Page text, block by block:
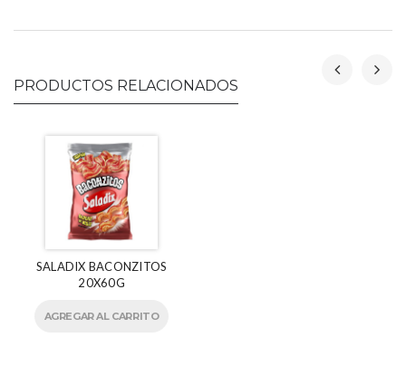
PRODUCTOS RELACIONADOS
SALADIX BACONZITOS
20X60G
AGREGAR AL CARRITO